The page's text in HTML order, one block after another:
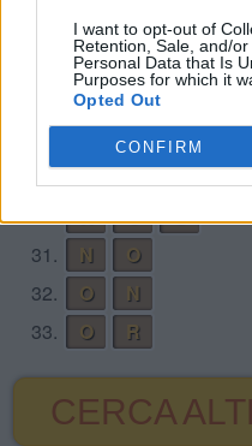
I want to opt-out of
Retention, Sale, and/
Personal Data that Is
Purposes for which it
Opted Out
CONFIRM
O A
R
O C
A
O R
R
C
29. R A
N
30. R O
C
31.
N
O
32.
O
N
33.
O R
CERCA